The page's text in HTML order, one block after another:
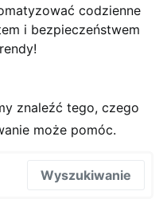
codzienne
i bezpieczeństwem
znaleźć tego, czego
może pomóc.
Wyszukiwanie